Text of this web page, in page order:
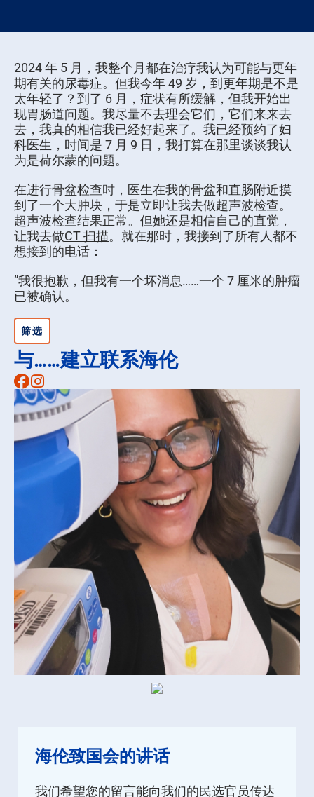
2024 年 5 月，我整个月都在治疗我认为可能与更年
期有关的尿毒症。但我今年 49 岁，到更年期是不是
太年轻了？到了 6 月，症状有所缓解，但我开始出
现胃肠道问题。我尽量不去理会它们，它们来来去
去，我真的相信我已经好起来了。我已经预约了妇
科医生，时间是 7 月 9 日，我打算在那里谈谈我认
为是荷尔蒙的问题。
在进行骨盆检查时，医生在我的骨盆和直肠附近摸
到了一个大肿块，于是立即让我去做超声波检查。
超声波检查结果正常。但她还是相信自己的直觉，
让我去做CT 扫描。就在那时，我接到了所有人都不
想接到的电话：
”我很抱歉，但我有一个坏消息……一个 7 厘米的肿瘤
已被确认。
筛选
与……建立联系海伦
Facebook
Instagram
海伦致国会的讲话
我们希望您的留言能向我们的民选官员传达